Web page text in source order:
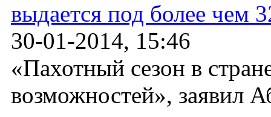
выдается под более чем
30-01-2014, 15:46
«Пахотный сезон в
возможностей», заявил